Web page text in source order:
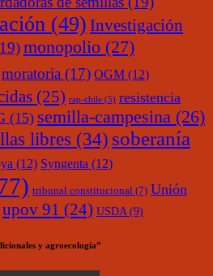
(49) Investigación
monopolio (27)
moratoria (17) OGM (12)
(25) rap-chile (5) resistencia
(15) semilla-campesina (26)
libres (34) soberanía
(12) Syngenta (12)
tribunal constitucional (7) Unión
upov 91 (24) USDA (9)
y agroecología”